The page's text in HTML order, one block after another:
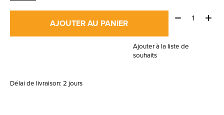
AJOUTER AU PANIER
Quantité:
Ajouter à la liste de
souhaits
Délai de livraison: 2 jours